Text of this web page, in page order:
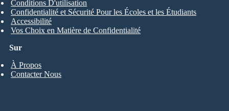
Sur
À Propos
Contacter Nous
Conditions D'utilisation
Confidentialité et Sécurité Pour les Écoles et les Étudiants
Accessibilité
Vos Choix en Matière de Confidentialité